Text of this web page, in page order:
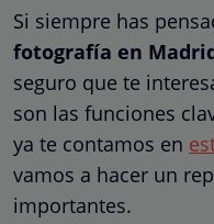
Si siempre has
fotografía en
seguro que te
son las funciones
ya te contamos en
vamos a hacer un
importantes.